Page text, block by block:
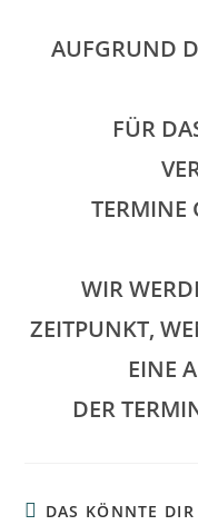
AUFGRUND
FÜR
TERMINE
WIR
ZEITPUNKT,
EINE
DER
DAS KÖNNTE